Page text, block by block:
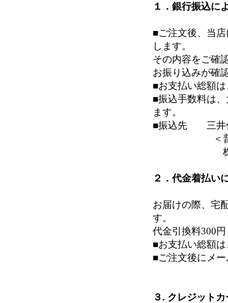
１．銀行振込に
■ご注文後、当
します。
その内容をご確
お振り込みが確
■お支払い総額
■振込手数料は
ます。
■振込先 三井
＜普＞７
株式会
２．代金着払い
お届けの際、宅
す。
代金引換料300
■お支払い総額
■ご注文後にメ
３. クレジット